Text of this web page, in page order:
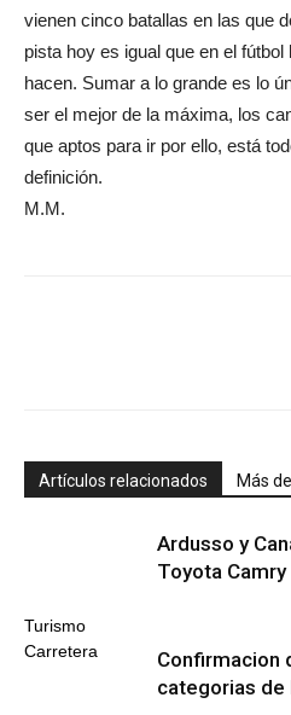
vienen cinco batallas en las que
pista hoy es igual que en el
hacen. Sumar a lo grande es lo
ser el mejor de la máxima, los
que aptos para ir por ello, está
definición.
M.M.
Artículos relacionados Más
Turismo
Carretera
Ardusso y
Toyota Camry
Confirmacion
categorias de